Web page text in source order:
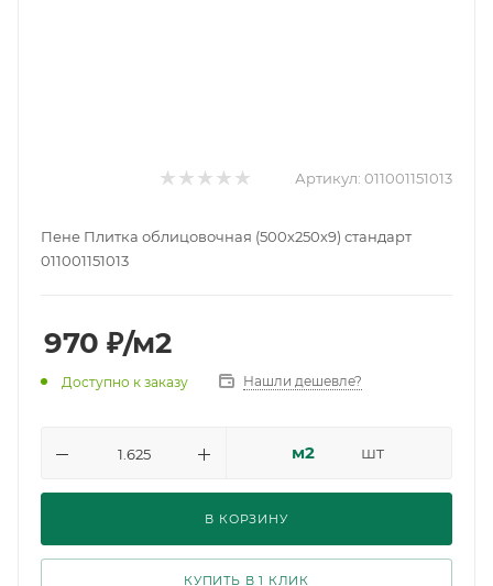
Артикул: 011001151013
Пене Плитка облицовочная (500х250х9) стандарт
011001151013
970 ₽/м2
Доступно к заказу Нашли дешевле?
м2 шт
В КОРЗИНУ
КУПИТЬ В 1 КЛИК